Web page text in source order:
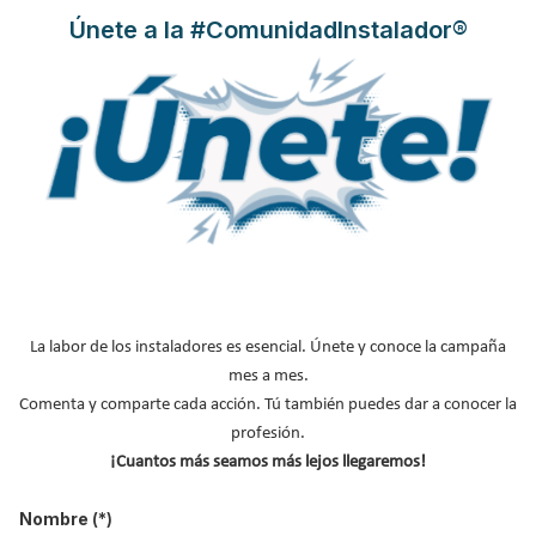
Zehnder Studio Collection
presenta Zehnder Pera, la
elegancia y exclusividad en
toalleros de baño
Radiadores y acumuladores de calor
Únete a la #ComunidadInstalador®
La labor de los instaladores es esencial. Únete y conoce la campaña
mes a mes.
Comenta y comparte cada acción. Tú también puedes dar a conocer la
profesión.
¡Cuantos más seamos más lejos llegaremos!
Nombre (*)